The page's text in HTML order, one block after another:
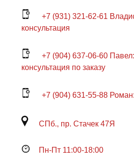
+7 (931) 321-62-61
консультация
+7 (904) 637-06-60
консультация по заказу
+7 (904) 631-55-88
СПб., пр. Стачек 47Я
Пн-Пт 11:00-18:00